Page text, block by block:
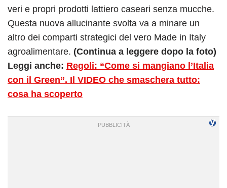
veri e propri prodotti lattiero caseari senza mucche.
Questa nuova allucinante svolta va a minare un
altro dei comparti strategici del vero Made in Italy
agroalimentare. (Continua a leggere dopo la foto)
Leggi anche: Regoli: “Come si mangiano l’Italia
con il Green”. Il VIDEO che smaschera tutto:
cosa ha scoperto